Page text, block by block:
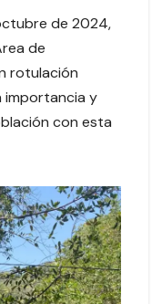
de 2024,
de
rotulación
importancia y
con esta